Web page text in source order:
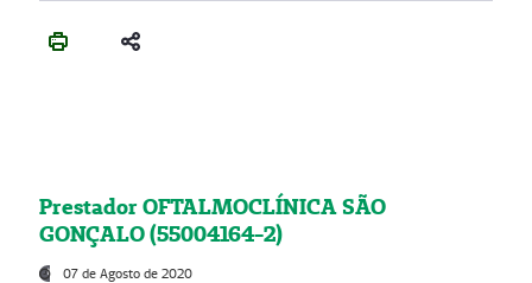
Prestador OFTALMOCLÍNICA SÃO
GONÇALO (55004164-2)
07 de Agosto de 2020